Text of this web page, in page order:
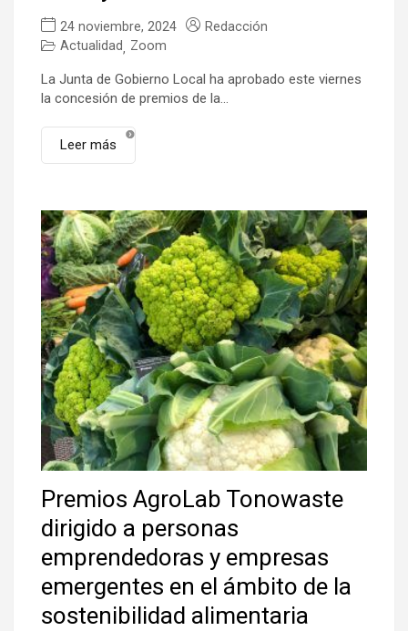
24 noviembre, 2024
Redacción
Actualidad, Zoom
La Junta de Gobierno Local ha aprobado este viernes
la concesión de premios de la...
Leer más
Premios AgroLab Tonowaste
dirigido a personas
emprendedoras y empresas
emergentes en el ámbito de la
sostenibilidad alimentaria